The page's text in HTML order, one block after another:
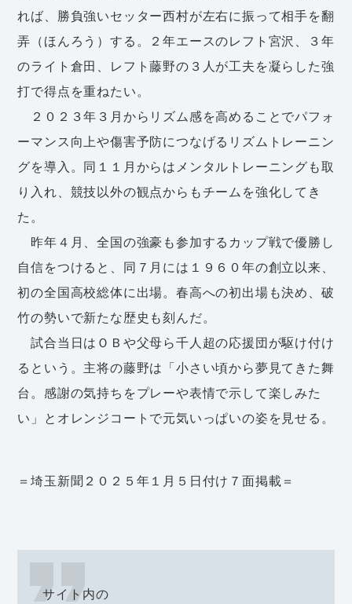
れば、勝負強いセッター西村が左右に振って相手を翻
弄（ほんろう）する。２年エースのレフト宮沢、３年
のライト倉田、レフト藤野の３人が工夫を凝らした強
打で得点を重ねたい。
２０２３年３月からリズム感を高めることでパフォ
ーマンス向上や傷害予防につなげるリズムトレーニン
グを導入。同１１月からはメンタルトレーニングも取
り入れ、競技以外の観点からもチームを強化してき
た。
昨年４月、全国の強豪も参加するカップ戦で優勝し
自信をつけると、同７月には１９６０年の創立以来、
初の全国高校総体に出場。春高への初出場も決め、破
竹の勢いで新たな歴史も刻んだ。
試合当日はＯＢや父母ら千人超の応援団が駆け付け
るという。主将の藤野は「小さい頃から夢見てきた舞
台。感謝の気持ちをプレーや表情で示して楽しみた
い」とオレンジコートで元気いっぱいの姿を見せる。
＝埼玉新聞２０２５年１月５日付け７面掲載＝
サイト内の